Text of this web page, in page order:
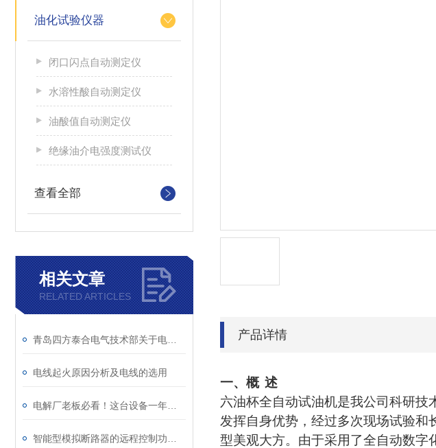
油化试验仪器
闭口闪点自动测定仪
水溶性酸自动测定仪
油酸值自动测定仪
绝缘油介电强度测试仪
查看全部
相关文章
RELATED ARTICLES
电线起火原因分析及电线的选用
产品详情
一、概 述
六油杯全自动试油机是我公司科研技
发挥自身优势，经过多次现场试验
型美观大方。由于采用了全自动数字